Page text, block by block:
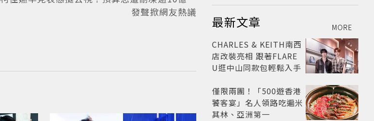
發聲掀網友熱議
最新文章 MORE
CHARLES & KEITH南西
店改裝亮相 跟著FLARE
U逛中山同款包輕鬆入手
僅限兩團！「500遊香港
饕客宴」名人領路吃遍米
其林、亞洲第一